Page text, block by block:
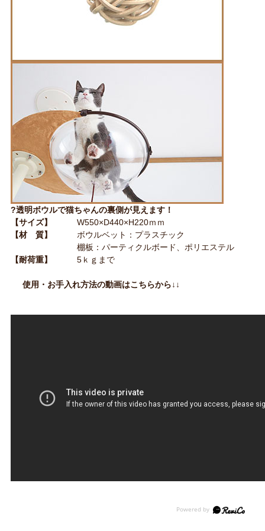
?透明ボウルで猫ちゃんの裏側が見えます！
【サイズ】
W550×D440×H220ｍｍ
【材 質】
ボウルベット：プラスチック
棚板：パーティクルボード、ポリエステル
【耐荷重】
5ｋｇまで
使用・お手入れ方法の動画はこちらから↓↓